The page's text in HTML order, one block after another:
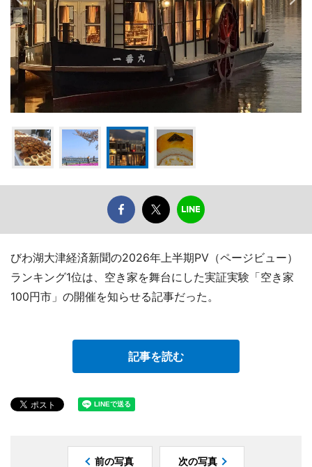
びわ湖大津経済新聞の2026年上半期PV（ページビュー）
ランキング1位は、空き家を舞台にした実証実験「空き家
100円市」の開催を知らせる記事だった。
記事を読む
前の写真 次の写真